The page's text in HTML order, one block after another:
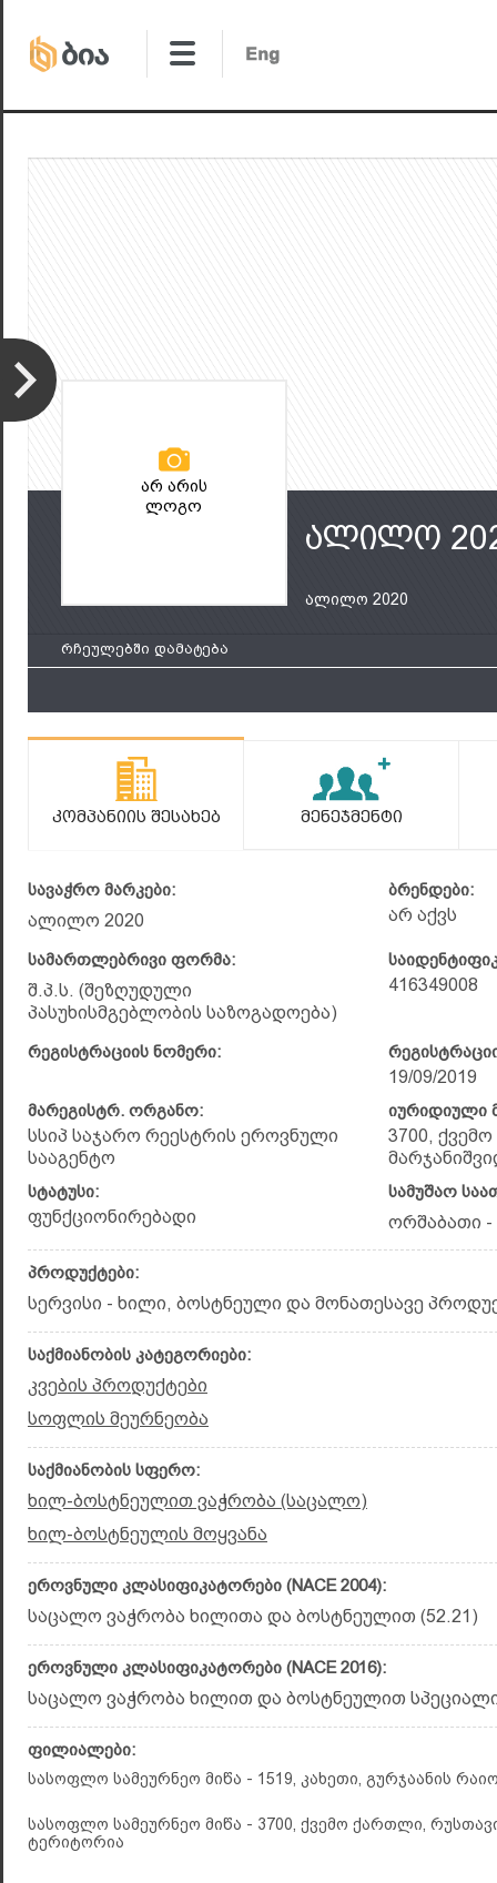
არ არის
ლოგო
ალილო
ალილო 2020
რჩეულებში დამატება
Კომპანიის Შესახებ Მენეჯმენტი
სავაჭრო მარკები:
ალილო 2020
ბრენდები:
არ აქვს
სამართლებრივი ფორმა:
შ.პ.ს. (შეზღუდული
პასუხისმგებლობის საზოგადოება)
416349008
რეგისტრაციის ნომერი:
19/09/2019
მარეგისტრ. ორგანო:
სსიპ საჯარო რეესტრის ეროვნული
სააგენტო
იურიდიული
3700,
სტატუსი:
ფუნქციონირებადი
სამუშაო
ორშაბათი -
პროდუქტები:
სერვისი - ხილი, ბოსტნეული და მონათესავე
საქმიანობის კატეგორიები:
კვების პროდუქტები
სოფლის მეურნეობა
საქმიანობის სფერო:
ხილ-ბოსტნეულით ვაჭრობა (საცალო)
ხილ-ბოსტნეულის მოყვანა
ეროვნული კლასიფიკატორები (NACE 2004):
საცალო ვაჭრობა ხილითა და ბოსტნეულით (52.21)
ეროვნული კლასიფიკატორები (NACE 2016):
საცალო ვაჭრობა ხილით და ბოს­ტნეულით
ფილიალები:
სასოფლო სამეურნეო მიწა - 1519, კახეთი, გურჯაანის
სასოფლო სამეურნეო მიწა - 3700, ქვემო ქართლი,
ტერიტორია